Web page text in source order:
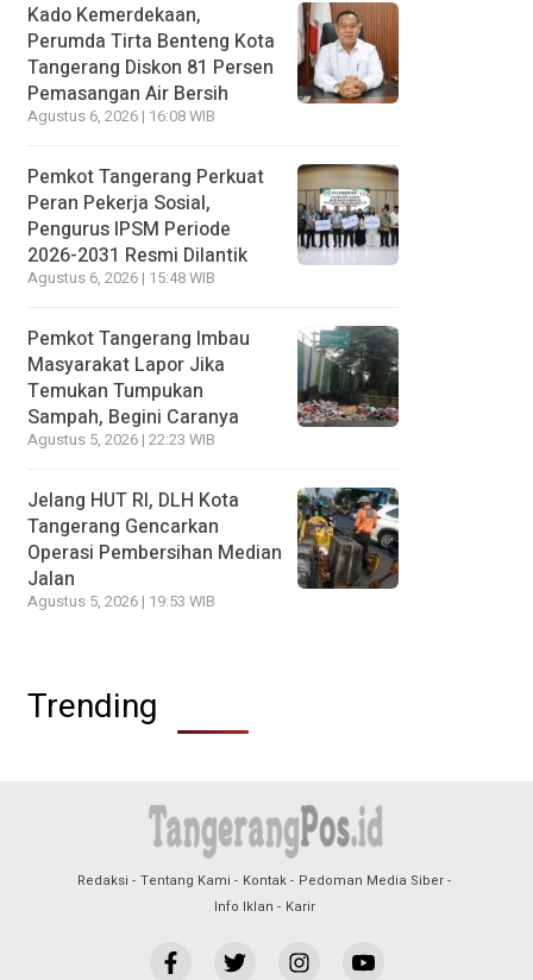
Kado Kemerdekaan,
Perumda Tirta Benteng Kota
Tangerang Diskon 81 Persen
Pemasangan Air Bersih
Agustus 6, 2026 | 16:08 WIB
Pemkot Tangerang Perkuat
Peran Pekerja Sosial,
Pengurus IPSM Periode
2026-2031 Resmi Dilantik
Agustus 6, 2026 | 15:48 WIB
Pemkot Tangerang Imbau
Masyarakat Lapor Jika
Temukan Tumpukan
Sampah, Begini Caranya
Agustus 5, 2026 | 22:23 WIB
Jelang HUT RI, DLH Kota
Tangerang Gencarkan
Operasi Pembersihan Median
Jalan
Agustus 5, 2026 | 19:53 WIB
Trending
Redaksi Tentang Kami Kontak
Pedoman Media Siber
Info Iklan
Karir